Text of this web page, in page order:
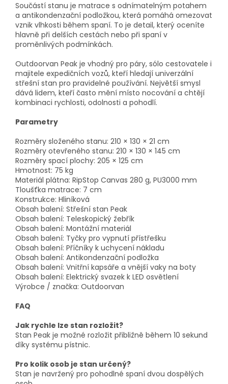
Součástí stanu je matrace s odnímatelným potahem
a antikondenzační podložkou, která pomáhá omezovat
vznik vlhkosti během spaní. To je detail, který oceníte
hlavně při delších cestách nebo při spaní v
proměnlivých podmínkách.
Outdoorvan Peak je vhodný pro páry, sólo cestovatele i
majitele expedičních vozů, kteří hledají univerzální
střešní stan pro pravidelné používání. Největší smysl
dává lidem, kteří často mění místo nocování a chtějí
kombinaci rychlosti, odolnosti a pohodlí.
Parametry
Rozměry složeného stanu: 210 × 130 × 21 cm
Rozměry otevřeného stanu: 210 × 130 × 145 cm
Rozměry spací plochy: 205 × 125 cm
Hmotnost: 75 kg
Materiál plátna: RipStop Canvas 280 g, PU3000 mm
Tloušťka matrace: 7 cm
Konstrukce: Hliníková
Obsah balení: Střešní stan Peak
Obsah balení: Teleskopický žebřík
Obsah balení: Montážní materiál
Obsah balení: Tyčky pro vypnutí přístřešku
Obsah balení: Příčníky k uchycení nákladu
Obsah balení: Antikondenzační podložka
Obsah balení: Vnitřní kapsáře a vnější vaky na boty
Obsah balení: Elektrický svazek k LED osvětlení
Výrobce / značka: Outdoorvan
FAQ
Jak rychle lze stan rozložit?
Stan Peak je možné rozložit přibližně během 10 sekund
díky systému pístnic.
Pro kolik osob je stan určený?
Stan je navržený pro pohodlné spaní dvou dospělých